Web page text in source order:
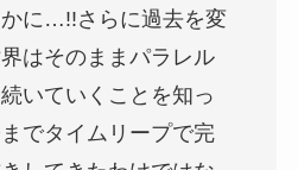
に…!!さらに過去を変
はそのままパラレル
いていくことを知っ
でタイムリープで完